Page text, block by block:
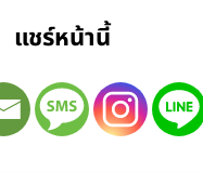
แชร์หน้านี้